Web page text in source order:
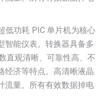
低功耗 PIC 单片机为核心
智能仪表。转换器具备多
直观清晰、可靠性高、不
经济等特点。高清晰液晶
流量。所有有效数据掉电